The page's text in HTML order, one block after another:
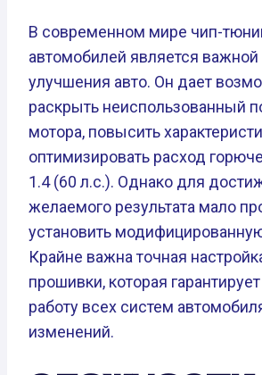
В современном мире чип-
автомобилей является
улучшения авто. Он дает
раскрыть неиспользованный
мотора, повысить
оптимизировать расход
1.4 (60 л.с.). Однако для
желаемого результата мало
установить
Крайне важна точная
прошивки, которая
работу всех систем
изменений.